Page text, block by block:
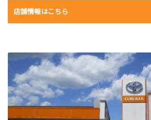
店舗情報はこちら